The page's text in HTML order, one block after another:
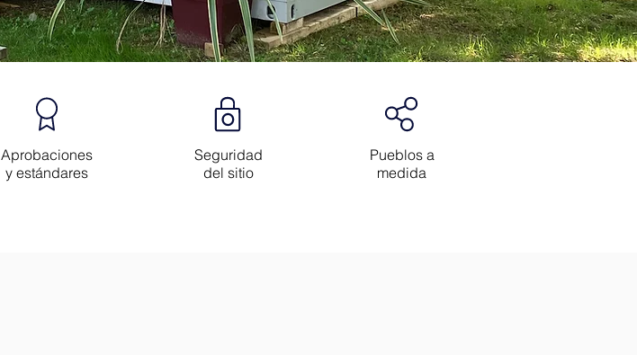
Aprobaciones
y estándares
Seguridad
del sitio
Pueblos a
medida